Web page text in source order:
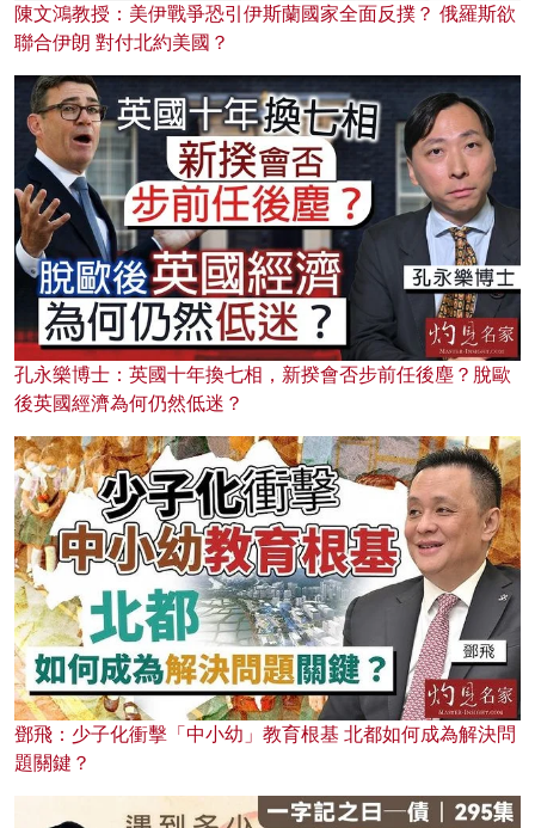
陳文鴻教授：美伊戰爭恐引伊斯蘭國家全面反撲？ 俄羅斯欲
聯合伊朗 對付北約美國？
孔永樂博士：英國十年換七相，新揆會否步前任後塵？脫歐
後英國經濟為何仍然低迷？
鄧飛：少子化衝擊「中小幼」教育根基 北都如何成為解決問
題關鍵？